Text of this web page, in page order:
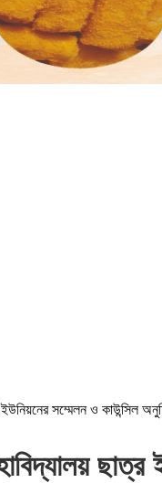
সম্মেলন ও কাউন্সিল